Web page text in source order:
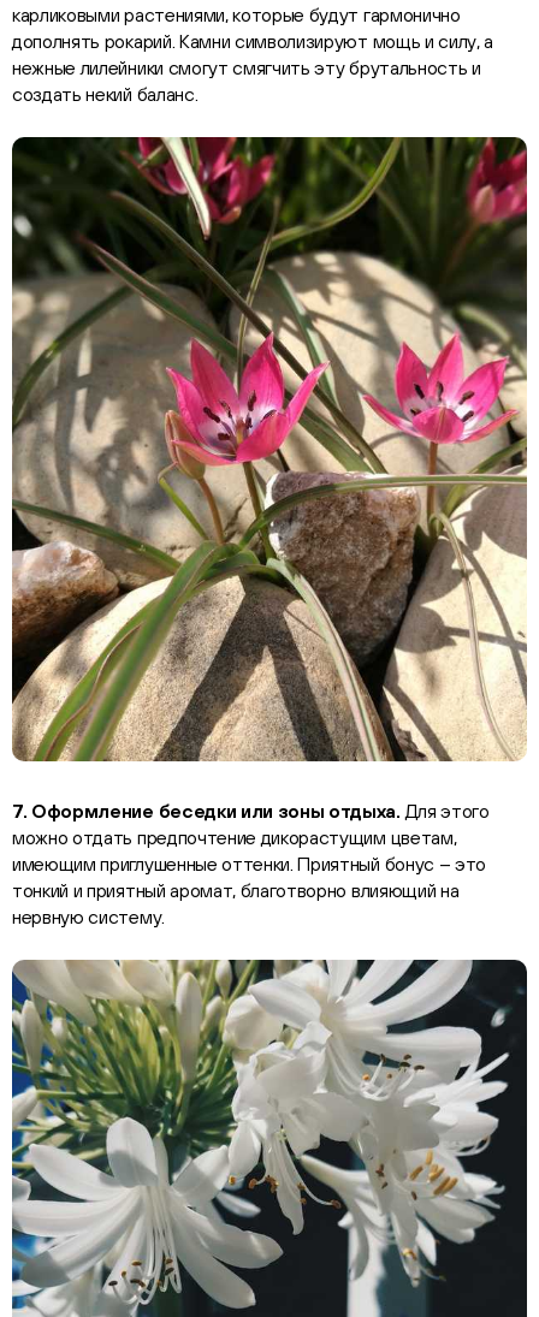
карликовыми растениями, которые будут гармонично
дополнять рокарий. Камни символизируют мощь и силу, а
нежные лилейники смогут смягчить эту брутальность и
создать некий баланс.
7. Оформление беседки или зоны отдыха. Для этого
можно отдать предпочтение дикорастущим цветам,
имеющим приглушенные оттенки. Приятный бонус – это
тонкий и приятный аромат, благотворно влияющий на
нервную систему.